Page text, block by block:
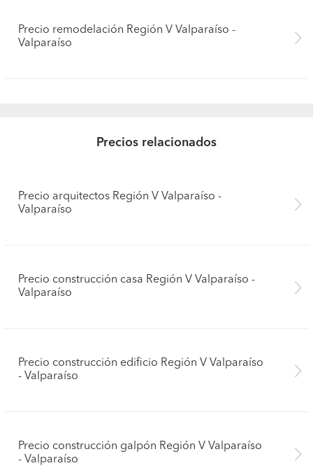
Precio remodelación Región V Valparaíso -
Valparaíso
Precios relacionados
Precio arquitectos Región V Valparaíso -
Valparaíso
Precio construcción casa Región V Valparaíso -
Valparaíso
Precio construcción edificio Región V Valparaíso
- Valparaíso
Precio construcción galpón Región V Valparaíso
- Valparaíso